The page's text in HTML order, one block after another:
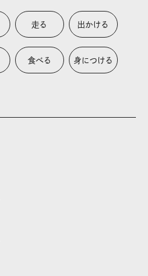
走る 出かける
食べる 身につける